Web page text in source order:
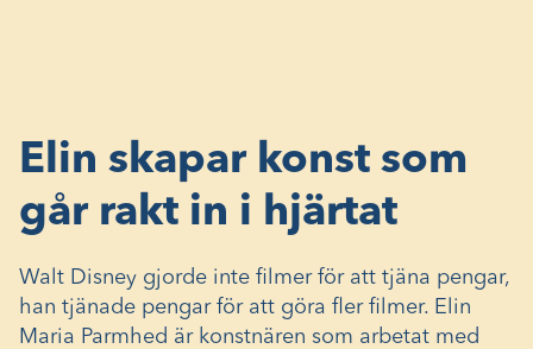
Elin skapar konst som
går rakt in i hjärtat
Walt Disney gjorde inte filmer för att tjäna pengar,
han tjänade pengar för att göra fler filmer. Elin
Maria Parmhed är konstnären som arbetat med